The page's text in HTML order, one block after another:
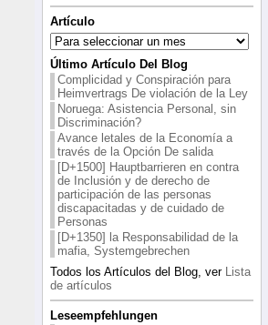
Artículo
Artículo
Último Artículo Del Blog
Complicidad y Conspiración para
Heimvertrags De violación de la Ley
Noruega: Asistencia Personal, sin
Discriminación?
Avance letales de la Economía a
través de la Opción De salida
[D+1500] Hauptbarrieren en contra
de Inclusión y de derecho de
participación de las personas
discapacitadas y de cuidado de
Personas
[D+1350] la Responsabilidad de la
mafia, Systemgebrechen
Todos los Artículos del Blog, ver
Lista
de artículos
Leseempfehlungen